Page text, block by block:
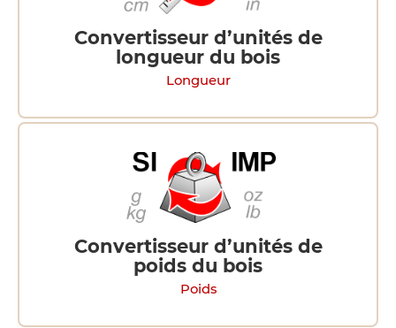
Convertisseur d’unités de
longueur du bois
Longueur
Convertisseur d’unités de
poids du bois
Poids